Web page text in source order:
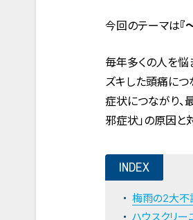
今回のテーマは
毎年多くの人を悩
ズキした頭痛につ
症状につながり、
邪症状」の原因と
INDEX
梅雨の2大不
ハウスクリー